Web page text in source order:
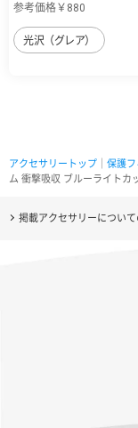
参考価格￥880
光沢（グレア）
アクセサリートップ 保護フ
ム 衝撃吸収 ブルーライトカ
掲載アクセサリーについ